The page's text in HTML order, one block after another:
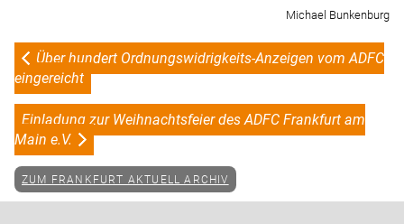
Michael Bunkenburg
Über hundert Ordnungswidrigkeits-Anzeigen vom ADFC
eingereicht
Einladung zur Weihnachtsfeier des ADFC Frankfurt am
Main e.V.
ZUM FRANKFURT AKTUELL ARCHIV